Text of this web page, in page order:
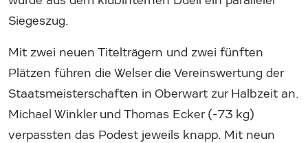
Siegeszug.
Mit zwei neuen Titelträgern und zwei fünften
Plätzen führen die Welser die Vereinswertung der
Staatsmeisterschaften in Oberwart zur Halbzeit an.
Michael Winkler und Thomas Ecker (-73 kg)
verpassten das Podest jeweils knapp. Mit neun